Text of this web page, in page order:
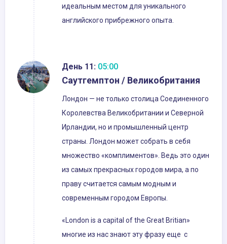
идеальным местом для уникального
английского прибрежного опыта.
День 11: 05:00
Саутгемптон / Великобритания
Лондон — не только столица Соединенного
Королевства Великобритании и Северной
Ирландии, но и промышленный центр
страны. Лондон может собрать в себя
множество «комплиментов». Ведь это один
из самых прекрасных городов мира, а по
праву считается самым модным и
современным городом Европы.
«London is a capital of the Great Britian»
многие из нас знают эту фразу еще с